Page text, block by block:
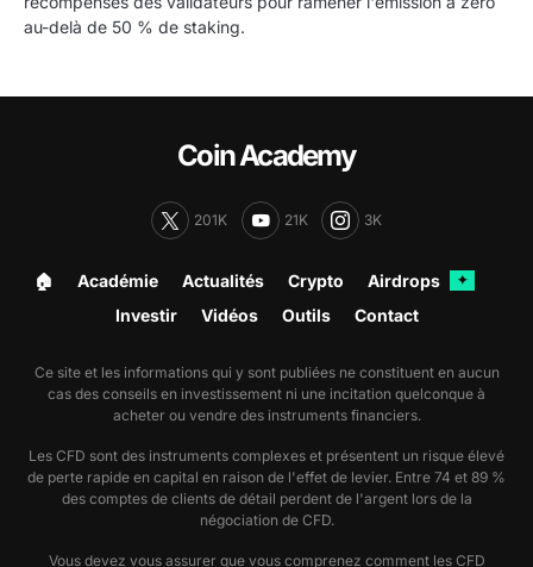
au-delà de 50 % de staking.
Coin Academy
201K 21K 3K
🏠︎ Académie Actualités Crypto Airdrops ✦
Investir Vidéos Outils Contact
Ce site et les informations qui y sont publiées ne constituent en aucun
cas des conseils en investissement ni une incitation quelconque à
acheter ou vendre des instruments financiers.
Les CFD sont des instruments complexes et présentent un risque élevé
de perte rapide en capital en raison de l'effet de levier. Entre 74 et 89 %
des comptes de clients de détail perdent de l'argent lors de la
négociation de CFD.
Vous devez vous assurer que vous comprenez comment les CFD